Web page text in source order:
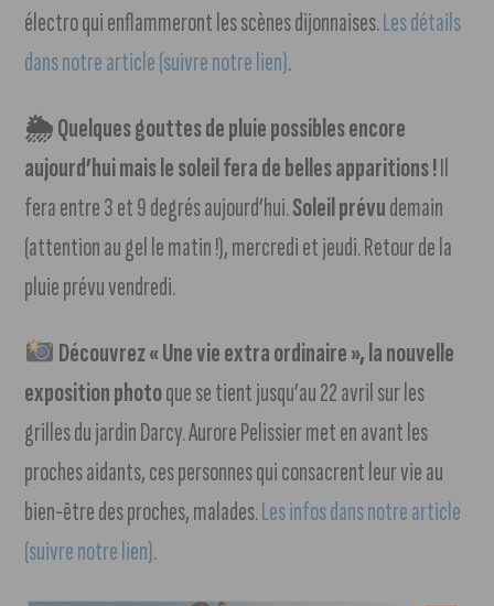
électro qui enflammeront les scènes dijonnaises.Les détails
dans notre article (suivre notre lien).
🌦 Quelques gouttes de pluie possibles encore
aujourd’hui mais le soleil fera de belles apparitions !Il
fera entre 3 et 9 degrés aujourd’hui.Soleil prévudemain
(attention au gel le matin !), mercredi et jeudi. Retour de la
pluie prévu vendredi.
Découvrez « Une vie extra ordinaire », la nouvelle
exposition photoque se tient jusqu’au 22 avril sur les
grilles du jardin Darcy. Aurore Pelissier met en avant les
proches aidants, ces personnes qui consacrent leur vie au
bien-être des proches, malades.Les infos dans notre article
(suivre notre lien).